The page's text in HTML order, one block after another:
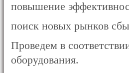
повышение
поиск новых рынков
Проведем в
оборудования.